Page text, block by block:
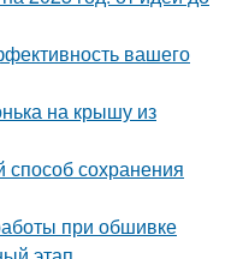
вашего
на крышу из
сохранения
при обшивке